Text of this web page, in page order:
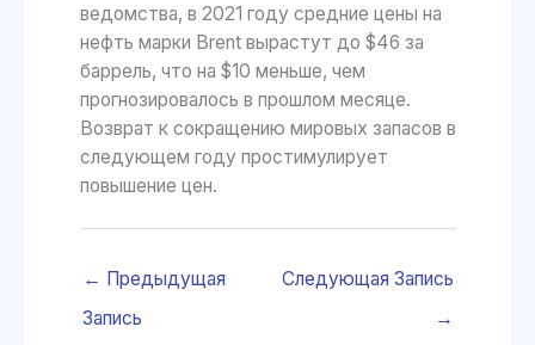
ведомства, в 2021 году средние цены на
нефть марки Brent вырастут до $46 за
баррель, что на $10 меньше, чем
прогнозировалось в прошлом месяце.
Возврат к сокращению мировых запасов в
следующем году простимулирует
повышение цен.
← Предыдущая
Запись
Следующая Запись
→